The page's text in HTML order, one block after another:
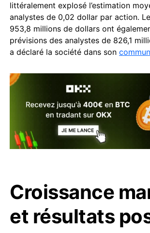
littéralement explosé l’estimation
analystes de 0,02 dollar par action.
953,8 millions de dollars ont
prévisions des analystes de 826,1
a déclaré la société dans son
Croissance
et résultats